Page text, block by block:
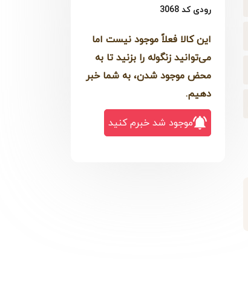
رودی کد 3068
این کالا فعلاً موجود نیست اما
می‌توانید زنگوله را بزنید تا به
محض موجود شدن، به شما خبر
دهیم.
موجود شد خبرم کنید